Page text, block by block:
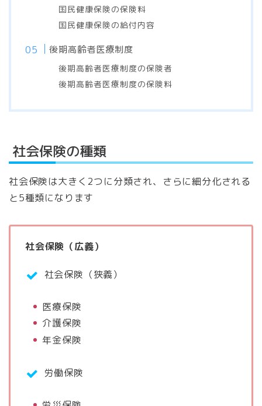
国民健康保険の保険料
国民健康保険の給付内容
後期高齢者医療制度
後期高齢者医療制度の保険者
後期高齢者医療制度の保険料
社会保険の種類
社会保険は大きく2つに分類され、さらに細分化される
と5種類になります
社会保険（広義）
社会保険（狭義）
医療保険
介護保険
年金保険
労働保険